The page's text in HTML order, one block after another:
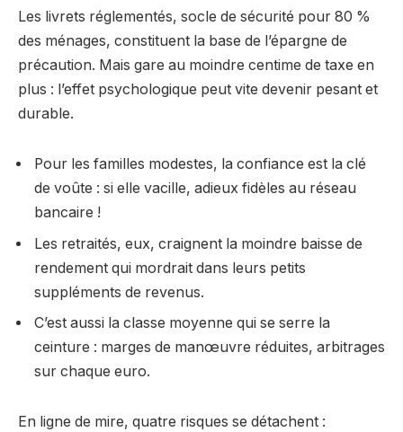
Les livrets réglementés, socle de sécurité pour 80 %
des ménages, constituent la base de l’épargne de
précaution. Mais gare au moindre centime de taxe en
plus : l’effet psychologique peut vite devenir pesant et
durable.
Pour les familles modestes, la confiance est la clé
de voûte : si elle vacille, adieux fidèles au réseau
bancaire !
Les retraités, eux, craignent la moindre baisse de
rendement qui mordrait dans leurs petits
suppléments de revenus.
C’est aussi la classe moyenne qui se serre la
ceinture : marges de manœuvre réduites, arbitrages
sur chaque euro.
En ligne de mire, quatre risques se détachent :